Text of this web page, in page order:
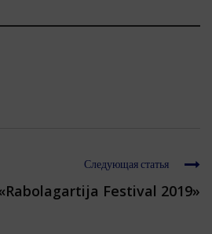
Следующая статья
Festival 2019»